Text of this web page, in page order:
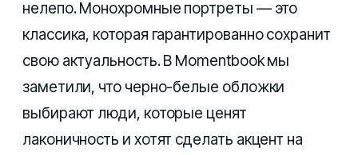
нелепо. Монохромные портреты — это
классика, которая гарантированно сохранит
свою актуальность. В Momentbook мы
заметили, что черно-белые обложки
выбирают люди, которые ценят
лаконичность и хотят сделать акцент на